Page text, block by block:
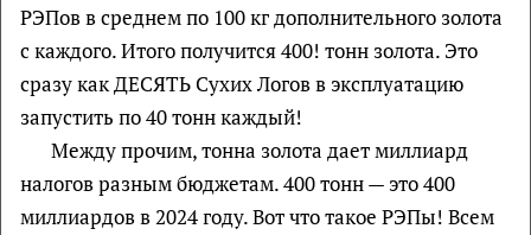
РЭПов в среднем по 100 кг дополнительного золота
с каждого. Итого получится 400! тонн золота. Это
сразу как ДЕСЯТЬ Сухих Логов в эксплуатацию
запустить по 40 тонн каждый!
Между прочим, тонна золота дает миллиард
налогов разным бюджетам. 400 тонн — это 400
миллиардов в 2024 году. Вот что такое РЭПы! Всем